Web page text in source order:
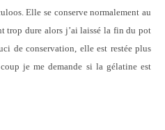
Elle se conserve normalement au
trop dure alors j’ai laissé la fin du pot
de conservation, elle est restée plus
je me demande si la gélatine est